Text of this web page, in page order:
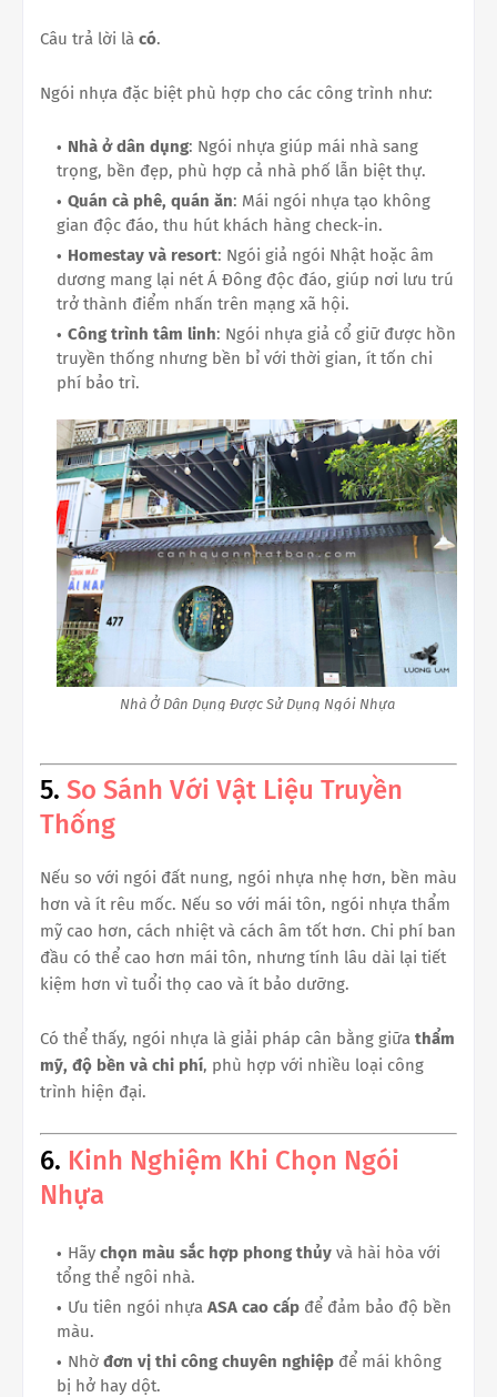
Câu trả lời là có.
Ngói nhựa đặc biệt phù hợp cho các công trình như:
Nhà ở dân dụng: Ngói nhựa giúp mái nhà sang
trọng, bền đẹp, phù hợp cả nhà phố lẫn biệt thự.
Quán cà phê, quán ăn: Mái ngói nhựa tạo không
gian độc đáo, thu hút khách hàng check-in.
Homestay và resort: Ngói giả ngói Nhật hoặc âm
dương mang lại nét Á Đông độc đáo, giúp nơi lưu trú
trở thành điểm nhấn trên mạng xã hội.
Công trình tâm linh: Ngói nhựa giả cổ giữ được hồn
truyền thống nhưng bền bỉ với thời gian, ít tốn chi
phí bảo trì.
Nhà Ở Dân Dụng Được Sử Dụng Ngói Nhựa
5. So Sánh Với Vật Liệu Truyền
Thống
Nếu so với ngói đất nung, ngói nhựa nhẹ hơn, bền màu
hơn và ít rêu mốc. Nếu so với mái tôn, ngói nhựa thẩm
mỹ cao hơn, cách nhiệt và cách âm tốt hơn. Chi phí ban
đầu có thể cao hơn mái tôn, nhưng tính lâu dài lại tiết
kiệm hơn vì tuổi thọ cao và ít bảo dưỡng.
Có thể thấy, ngói nhựa là giải pháp cân bằng giữa thẩm
mỹ, độ bền và chi phí, phù hợp với nhiều loại công
trình hiện đại.
6. Kinh Nghiệm Khi Chọn Ngói
Nhựa
Hãy chọn màu sắc hợp phong thủy và hài hòa với
tổng thể ngôi nhà.
Ưu tiên ngói nhựa ASA cao cấp để đảm bảo độ bền
màu.
Nhờ đơn vị thi công chuyên nghiệp để mái không
bị hở hay dột.